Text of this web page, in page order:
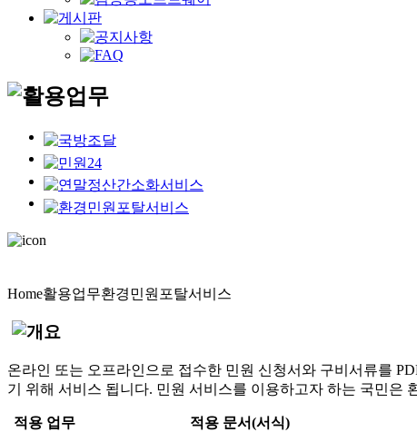
Home활용업무환경민원포탈서비스
온라인 또는 오프라인으로 접수한 민원 신청서와 구비서류를
기 위해 서비스 됩니다. 민원 서비스를 이용하고자 하는 국민은
적용 업무 적용 문서(서식)